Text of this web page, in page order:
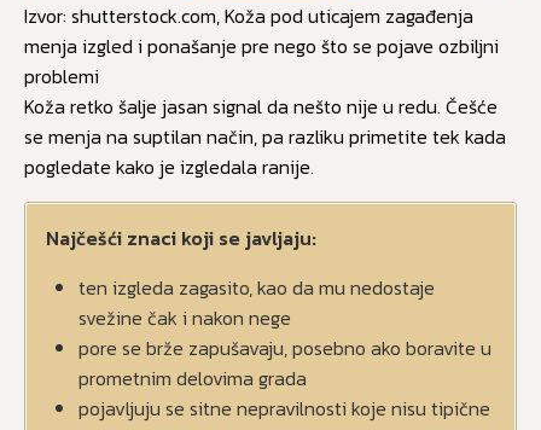
Izvor: shutterstock.com, Koža pod uticajem zagađenja
menja izgled i ponašanje pre nego što se pojave ozbiljni
problemi
Koža retko šalje jasan signal da nešto nije u redu. Češće
se menja na suptilan način, pa razliku primetite tek kada
pogledate kako je izgledala ranije.
Najčešći znaci koji se javljaju:
ten izgleda zagasito, kao da mu nedostaje
svežine čak i nakon nege
pore se brže zapušavaju, posebno ako boravite u
prometnim delovima grada
pojavljuju se sitne nepravilnosti koje nisu tipične